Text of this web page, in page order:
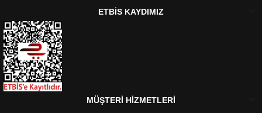
ETBİS KAYDIMIZ
MÜŞTERİ HİZMETLERİ